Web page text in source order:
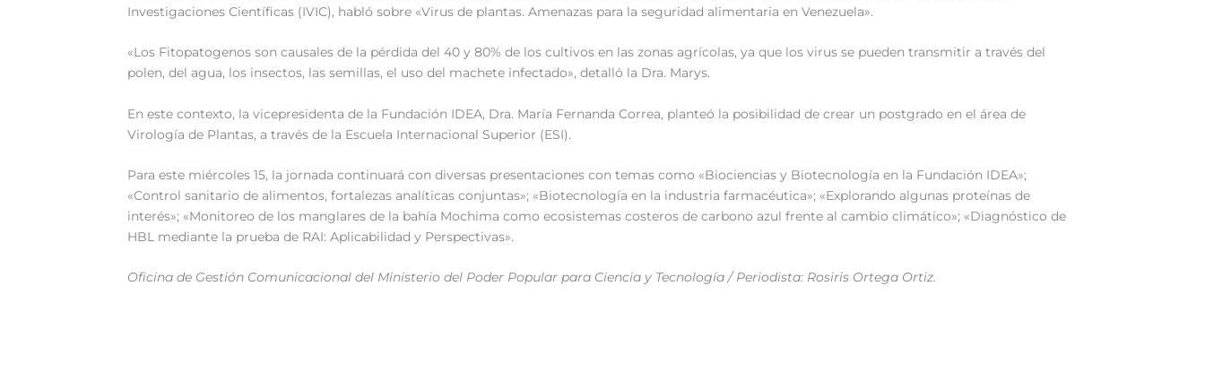
Investigaciones Científicas (IVIC), habló sobre «Virus de plantas. Amenazas para la seguridad alimentaria en Venezuela».
«Los Fitopatogenos son causales de la pérdida del 40 y 80% de los cultivos en las zonas agrícolas, ya que los virus se pueden transmitir a través del
polen, del agua, los insectos, las semillas, el uso del machete infectado», detalló la Dra. Marys.
En este contexto, la vicepresidenta de la Fundación IDEA, Dra. María Fernanda Correa, planteó la posibilidad de crear un postgrado en el área de
Virología de Plantas, a través de la Escuela Internacional Superior (ESI).
Para este miércoles 15, la jornada continuará con diversas presentaciones con temas como «Biociencias y Biotecnología en la Fundación IDEA»;
«Control sanitario de alimentos, fortalezas analíticas conjuntas»; «Biotecnología en la industria farmacéutica»; «Explorando algunas proteínas de
interés»; «Monitoreo de los manglares de la bahía Mochima como ecosistemas costeros de carbono azul frente al cambio climático»; «Diagnóstico de
HBL mediante la prueba de RAI: Aplicabilidad y Perspectivas».
Oficina de Gestión Comunicacional del Ministerio del Poder Popular para Ciencia y Tecnología / Periodista: Rosiris Ortega Ortiz.